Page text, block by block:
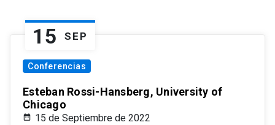
15 SEP
Conferencias
Esteban Rossi-Hansberg, University of
Chicago
15 de Septiembre de 2022